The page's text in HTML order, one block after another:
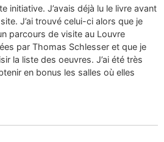
initiative. J’avais déjà lu le livre avant
J’ai trouvé celui-ci alors que je
parcours de visite au Louvre
par Thomas Schlesser et que je
la liste des oeuvres. J’ai été très
en bonus les salles où elles